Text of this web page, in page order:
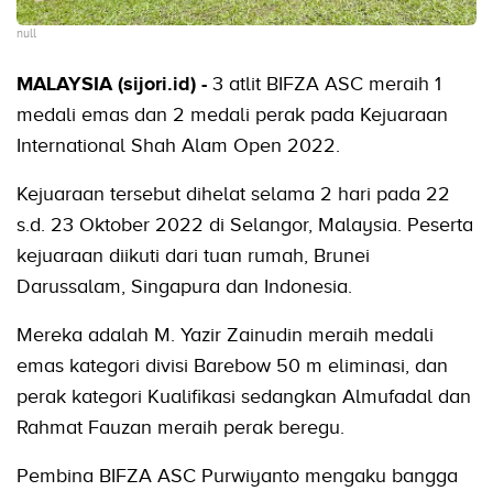
null
MALAYSIA (sijori.id) - 3 atlit BIFZA ASC meraih 1
medali emas dan 2 medali perak pada Kejuaraan
International Shah Alam Open 2022.
Kejuaraan tersebut dihelat selama 2 hari pada 22
s.d. 23 Oktober 2022 di Selangor, Malaysia. Peserta
kejuaraan diikuti dari tuan rumah, Brunei
Darussalam, Singapura dan Indonesia.
Mereka adalah M. Yazir Zainudin meraih medali
emas kategori divisi Barebow 50 m eliminasi, dan
perak kategori Kualifikasi sedangkan Almufadal dan
Rahmat Fauzan meraih perak beregu.
Pembina BIFZA ASC Purwiyanto mengaku bangga